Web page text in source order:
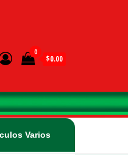
0
$0.00
Varios